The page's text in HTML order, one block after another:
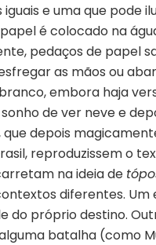
e uma que pode
é colocado na
pedaços de papel
as mãos ou
embora haja
de ver neve e
depois
reproduzissem o
na ideia de
diferentes. Um
do próprio destino.
batalha (como